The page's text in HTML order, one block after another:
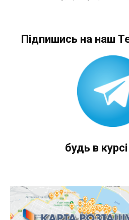
Підпишись на наш
будь в